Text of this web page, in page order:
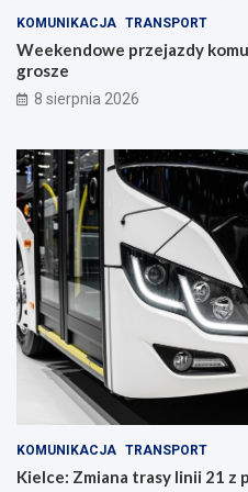
w
c
z
y
e
KOMUNIKACJA TRANSPORT
Weekendowe przejazdy
grosze
8 sierpnia 2026
KOMUNIKACJA TRANSPORT
Kielce: Zmiana trasy linii 21 z